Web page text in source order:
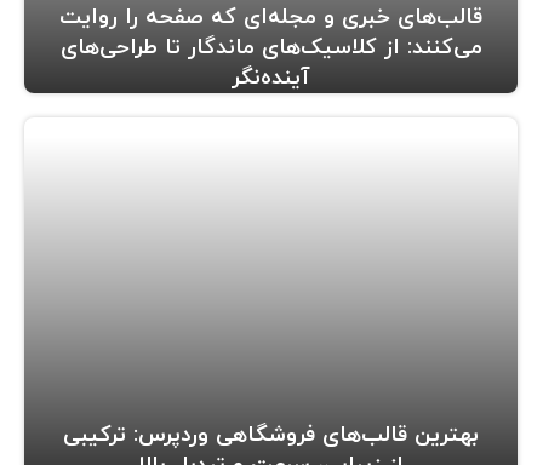
قالب‌های خبری و مجله‌ای که صفحه را روایت
می‌کنند: از کلاسیک‌های ماندگار تا طراحی‌های
آینده‌نگر
بهترین قالب‌های فروشگاهی وردپرس: ترکیبی